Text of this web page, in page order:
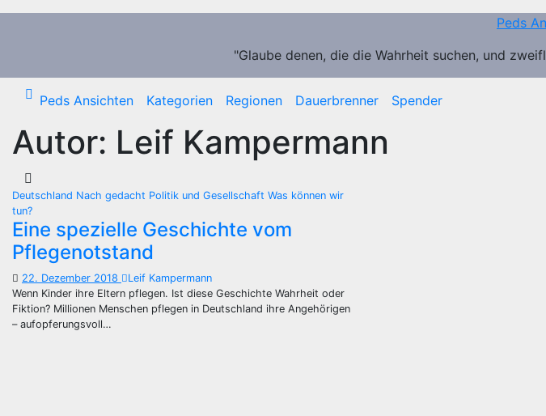
Zum
Peds
"Glaube denen, die die Wahrheit suchen, und
Peds Ansichten Kategorien Regionen Dauerbrenner Spender
Autor: Leif Kampermann
Deutschland Nach gedacht Politik und Gesellschaft Was können wir
tun?
Eine spezielle Geschichte vom
Pflegenotstand
22. Dezember 2018
Leif Kampermann
Wenn Kinder ihre Eltern pflegen. Ist diese Geschichte Wahrheit oder
Fiktion? Millionen Menschen pflegen in Deutschland ihre Angehörigen
– aufopferungsvoll…